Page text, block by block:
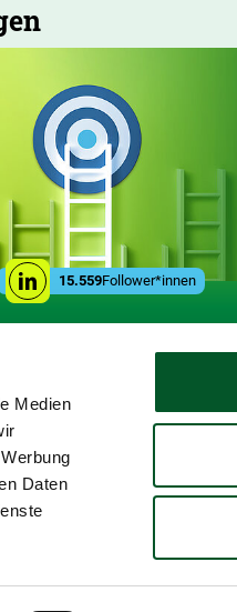
Medien
Daten
Linkedin
15.559Follower*innen